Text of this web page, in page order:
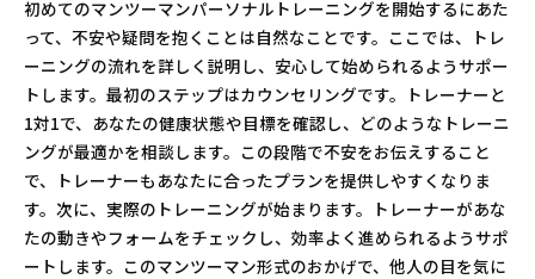
初めてのマンツーマンパーソナルトレーニングを開始するにあた
って、不安や疑問を抱くことは自然なことです。ここでは、トレ
ーニングの流れを詳しく説明し、安心して始められるようサポー
トします。最初のステップはカウンセリングです。トレーナーと
1対1で、あなたの健康状態や目標を確認し、どのようなトレーニ
ングが最適かを相談します。この段階で不安をお伝えすること
で、トレーナーもあなたに合ったプランを提供しやすくなりま
す。次に、実際のトレーニングが始まります。トレーナーがあな
たの動きやフォームをチェックし、効率よく進められるようサポ
ートします。このマンツーマン形式のおかげで、他人の目を気に